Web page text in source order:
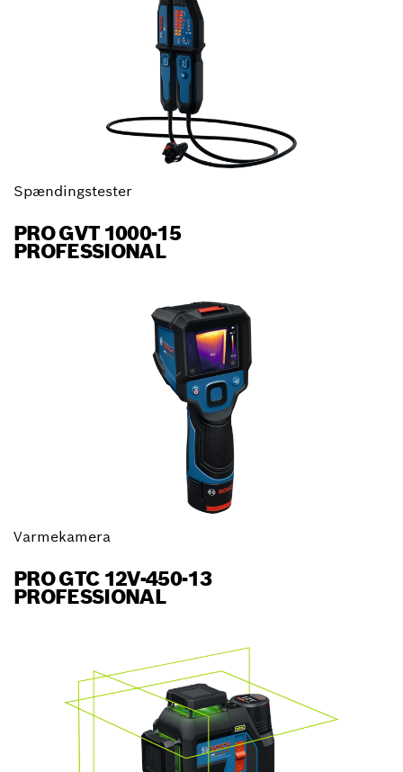
Spændingstester
PRO GVT 1000-15
PROFESSIONAL
Varmekamera
PRO GTC 12V-450-13
PROFESSIONAL